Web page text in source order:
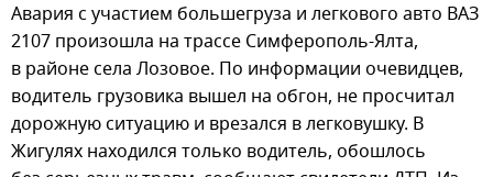
Авария с участием большегруза и легкового авто ВАЗ
2107 произошла на трассе Симферополь-Ялта,
в районе села Лозовое. По информации очевидцев,
водитель грузовика вышел на обгон, не просчитал
дорожную ситуацию и врезался в легковушку. В
Жигулях находился только водитель, обошлось